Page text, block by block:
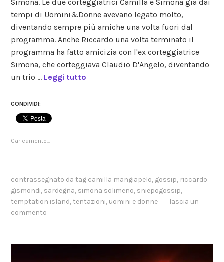
reality
Simona. Le due corteggiatrici Camilla e Simona già dai
tempi di Uomini&Donne avevano legato molto,
diventando sempre più amiche una volta fuori dal
programma. Anche Riccardo una volta terminato il
programma ha fatto amicizia con l'ex corteggiatrice
Simona, che corteggiava Claudio D'Angelo, diventando
un trio … Leggi tutto
CONDIVIDI:
Caricamento...
contrassegnato da tag camilla mangiapelo, gossip, riccardo
gismondi, sardegna, simona solimeno, sniepogossip,
temptation island, tentazioni, uomini e donne
lascia un
commento